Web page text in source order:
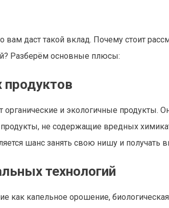
даст такой вклад. Почему стоит
Разберём основные плюсы:
продуктов
и экологичные продукты.
не содержащие вредных
шанс занять свою нишу и
технологий
как капельное орошение,